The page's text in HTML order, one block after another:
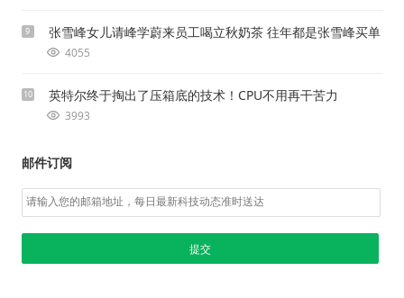
9 张雪峰女儿请峰学蔚来员工喝立秋奶茶 往年都是张雪峰买单
4055
10 英特尔终于掏出了压箱底的技术！CPU不用再干苦力
3993
邮件订阅